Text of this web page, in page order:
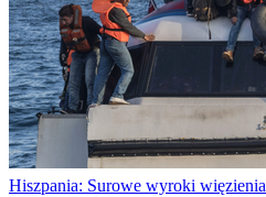
Hiszpania: Surowe wyroki więzienia